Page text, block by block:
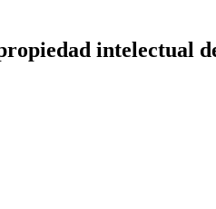
intelectual